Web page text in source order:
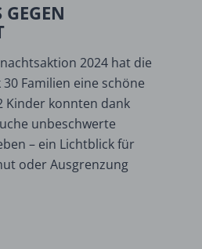
2024 hat die
Familien eine schöne
Kinder konnten dank
unbeschwerte
– ein Lichtblick für
oder Ausgrenzung